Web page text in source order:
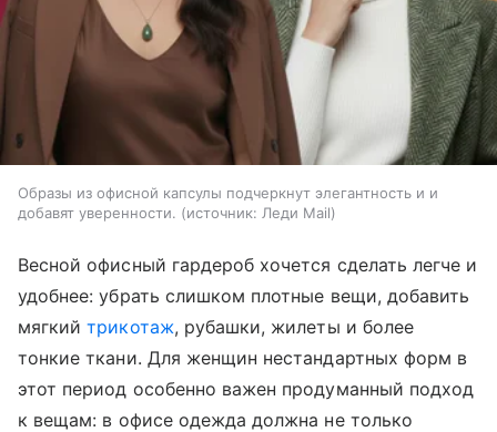
Образы из офисной капсулы подчеркнут элегантность и и
добавят уверенности.
источник: Леди Mail
Весной офисный гардероб хочется сделать легче и
удобнее: убрать слишком плотные вещи, добавить
мягкийтрикотаж, рубашки, жилеты и более
тонкие ткани. Для женщин нестандартных форм в
этот период особенно важен продуманный подход
к вещам: в офисе одежда должна не только